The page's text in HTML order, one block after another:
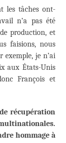
les tâches ont-
n’a pas été
production, et
faisions, nous
exemple, je n’ai
aux États-Unis
François et
récupération
hommage à